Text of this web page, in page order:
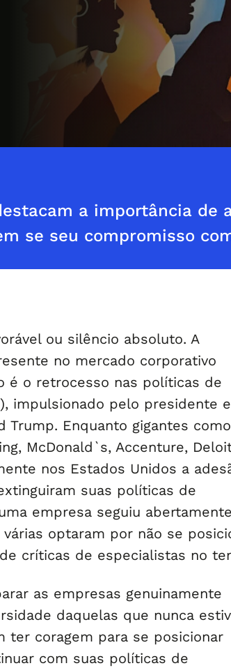
a importância de
se seu compromisso
ou silêncio absoluto. A
no mercado corporativo
é o retrocesso nas políticas de
impulsionado pelo presidente
Trump. Enquanto gigantes como
McDonald`s, Accenture,
nos Estados Unidos a
suas políticas de
empresa seguiu abertamente
optaram por não se
críticas de especialistas no
as empresas genuinamente
daquelas que nunca
ter coragem para se posicionar
com suas políticas de